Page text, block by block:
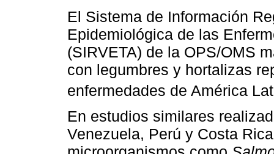
El Sistema de Información
Epidemiológica de las
(SIRVETA) de la OPS/OMS
con legumbres y hortalizas
enfermedades de América
En estudios similares
Venezuela, Perú y Costa